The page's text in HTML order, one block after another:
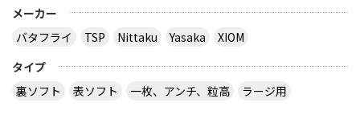
メーカー
バタフライ
TSP Nittaku Yasaka
XIOM
タイプ
裏ソフト
表ソフト 一枚、アンチ、粒高 ラージ用